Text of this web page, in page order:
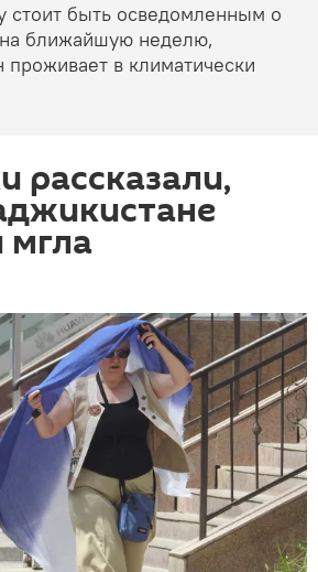
стоит быть осведомленным о
ближайшую неделю,
проживает в климатически
рассказали,
мгла